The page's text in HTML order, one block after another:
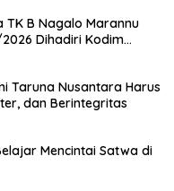
TK B Nagalo Marannu
Dihadiri Kodim
Taruna Nusantara Harus
dan Berintegritas
Mencintai Satwa di